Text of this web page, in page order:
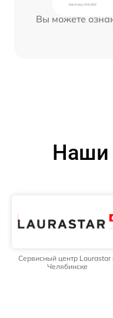
Вы можете
Наши
Сервисный центр Laurastar
Челябинске